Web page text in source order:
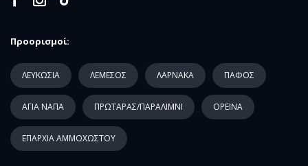
Προορισμοί:
ΛΕΥΚΩΣΙΑ ΛΕΜΕΣΟΣ ΛΑΡΝΑΚΑ ΠΑΦΟΣ
ΑΓΙΑ ΝΑΠΑ ΠΡΩΤΑΡΑΣ/ΠΑΡΑΛΙΜΝΙ ΟΡΕΙΝΑ
ΕΠΑΡΧΙΑ ΑΜΜΟΧΩΣΤΟΥ